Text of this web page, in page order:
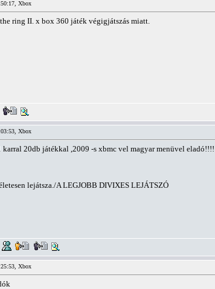
Xbox
ring II. x box 360 játék végigjátszás miatt.
Xbox
20db játékkal ,2009 -s xbmc vel magyar menüvel eladó!!!!
lejátsza./A LEGJOBB DIVIXES LEJÁTSZÓ
Xbox